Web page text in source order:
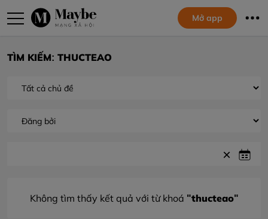
Mở app
TÌM KIẾM: THUCTEAO
Không tìm thấy kết quả với từ khoá "thucteao"